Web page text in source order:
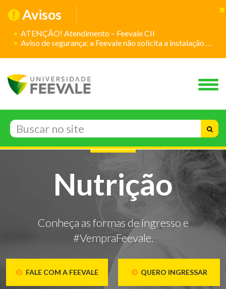
Avisos
ATENÇÃO! Atendimento – Feevale CII
Aviso de segurança: a Feevale não solicita a instalação de aplicativos
Nutrição
Conheça as formas de ingresso e
#VempraFeevale.
FALE COM A FEEVALE QUERO INGRESSAR